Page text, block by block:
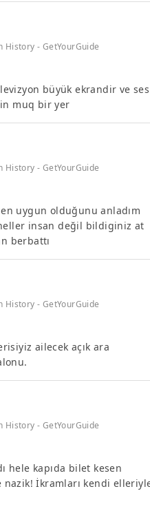
- GetYourGuide
büyük ekrandir ve ses
muq bir yer
- GetYourGuide
uygun olduğunu anladım
insan değil bildiginiz at
berbattı
- GetYourGuide
ailecek açık ara
- GetYourGuide
hele kapıda bilet kesen
İkramları kendi